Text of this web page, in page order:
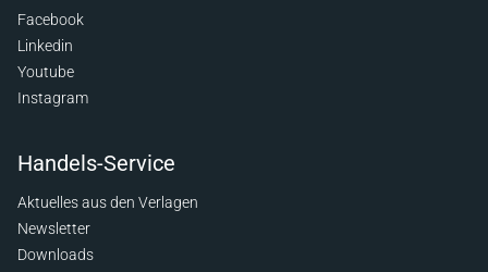
Facebook
Linkedin
Youtube
Instagram
Handels-Service
Aktuelles aus den Verlagen
Newsletter
Downloads